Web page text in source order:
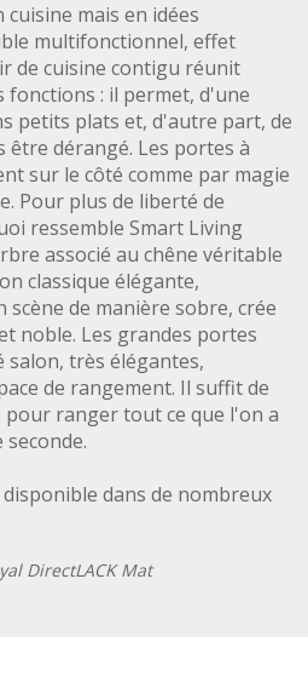
mais en idées
multifonctionnel, effet
de cuisine contigu réunit
fonctions : il permet, d'une
petits plats et, d'autre part, de
dérangé. Les portes à
sur le côté comme par magie
Pour plus de liberté de
ressemble Smart Living
associé au chêne véritable
classique élégante,
de manière sobre, crée
noble. Les grandes portes
salon, très élégantes,
de rangement. Il suffit de
ranger tout ce que l'on a
dans de nombreux
DirectLACK Mat